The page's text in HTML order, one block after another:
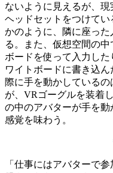
ないように見えるが、
ヘッドセットをつけて
かのように、隣に座った
る。また、仮想空間の
ボードを使って入力し
ワイトボードに書き込
際に手を動かしている
が、VRゴーグルを装着
の中のアバターが手を
感覚を味わう。
「仕事にはアバターで